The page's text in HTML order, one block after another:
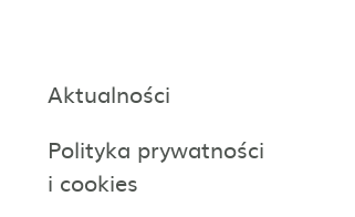
Aktualności
Polityka prywatności
i cookies